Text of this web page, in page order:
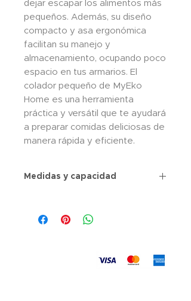
dejar escapar los alimentos más
pequeños. Además, su diseño
compacto y asa ergonómica
facilitan su manejo y
almacenamiento, ocupando poco
espacio en tus armarios. El
colador pequeño de MyEko
Home es una herramienta
práctica y versátil que te ayudará
a preparar comidas deliciosas de
manera rápida y eficiente.
Medidas y capacidad
tazón)